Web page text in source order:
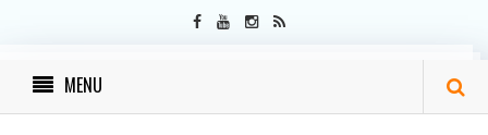
MENU